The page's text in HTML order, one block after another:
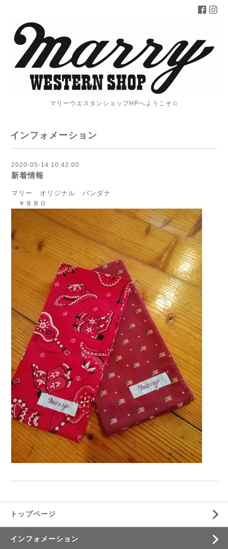
マリーウエスタンショップHPへようこそ☆
インフォメーション
2020-05-14 10:42:00
新着情報
マリー オリジナル バンダナ
￥８８０
トップページ
インフォメーション